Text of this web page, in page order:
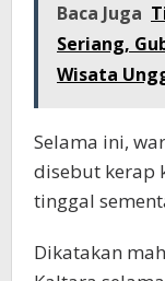
Baca Juga
Seriang,
Wisata
Selama ini,
disebut kerap
tinggal
Dikatakan